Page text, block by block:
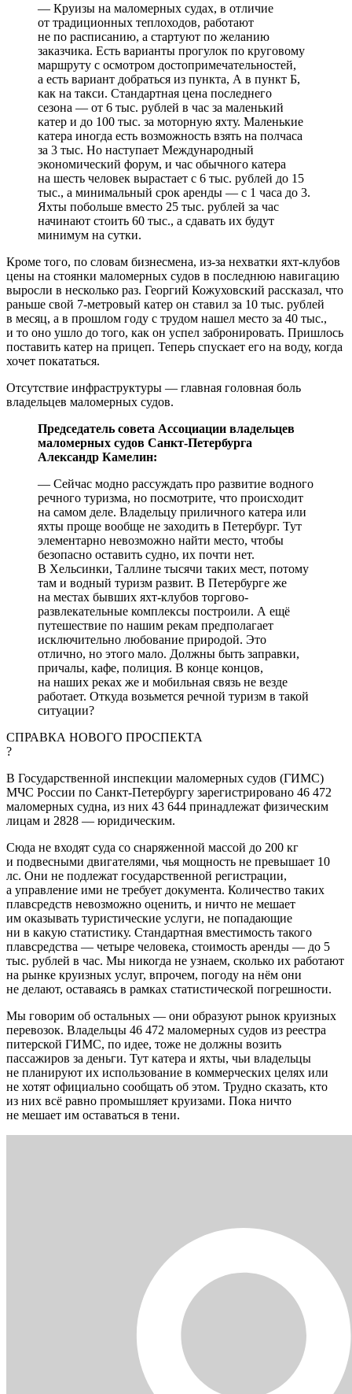
— Круизы на маломерных судах, в отличие
от традиционных теплоходов, работают
не по расписанию, а стартуют по желанию
заказчика. Есть варианты прогулок по круговому
маршруту с осмотром достопримечательностей,
а есть вариант добраться из пункта, А в пункт Б,
как на такси. Стандартная цена последнего
сезона — от 6 тыс. рублей в час за маленький
катер и до 100 тыс. за моторную яхту. Маленькие
катера иногда есть возможность взять на полчаса
за 3 тыс. Но наступает Международный
экономический форум, и час обычного катера
на шесть человек вырастает с 6 тыс. рублей до 15
тыс., а минимальный срок аренды — с 1 часа до 3.
Яхты побольше вместо 25 тыс. рублей за час
начинают стоить 60 тыс., а сдавать их будут
минимум на сутки.
Кроме того, по словам бизнесмена, из-за нехватки яхт-клубов
цены на стоянки маломерных судов в последнюю навигацию
выросли в несколько раз. Георгий Кожуховский рассказал, что
раньше свой 7-метровый катер он ставил за 10 тыс. рублей
в месяц, а в прошлом году с трудом нашел место за 40 тыс.,
и то оно ушло до того, как он успел забронировать. Пришлось
поставить катер на прицеп. Теперь спускает его на воду, когда
хочет покататься.
Отсутствие инфраструктуры — главная головная боль
владельцев маломерных судов.
Председатель совета Ассоциации владельцев
маломерных судов Санкт-Петербурга
Александр Камелин:
— Сейчас модно рассуждать про развитие водного
речного туризма, но посмотрите, что происходит
на самом деле. Владельцу приличного катера или
яхты проще вообще не заходить в Петербург. Тут
элементарно невозможно найти место, чтобы
безопасно оставить судно, их почти нет.
В Хельсинки, Таллине тысячи таких мест, потому
там и водный туризм развит. В Петербурге же
на местах бывших яхт-клубов торгово-
развлекательные комплексы построили. А ещё
путешествие по нашим рекам предполагает
исключительно любование природой. Это
отлично, но этого мало. Должны быть заправки,
причалы, кафе, полиция. В конце концов,
на наших реках же и мобильная связь не везде
работает. Откуда возьмется речной туризм в такой
ситуации?
СПРАВКА НОВОГО ПРОСПЕКТА
?
В Государственной инспекции маломерных судов (ГИМС)
МЧС России по Санкт-Петербургу зарегистрировано 46 472
маломерных судна, из них 43 644 принадлежат физическим
лицам и 2828 — юридическим.
Сюда не входят суда со снаряженной массой до 200 кг
и подвесными двигателями, чья мощность не превышает 10
лс. Они не подлежат государственной регистрации,
а управление ими не требует документа. Количество таких
плавсредств невозможно оценить, и ничто не мешает
им оказывать туристические услуги, не попадающие
ни в какую статистику. Стандартная вместимость такого
плавсредства — четыре человека, стоимость аренды — до 5
тыс. рублей в час. Мы никогда не узнаем, сколько их работают
на рынке круизных услуг, впрочем, погоду на нём они
не делают, оставаясь в рамках статистической погрешности.
Мы говорим об остальных — они образуют рынок круизных
перевозок. Владельцы 46 472 маломерных судов из реестра
питерской ГИМС, по идее, тоже не должны возить
пассажиров за деньги. Тут катера и яхты, чьи владельцы
не планируют их использование в коммерческих целях или
не хотят официально сообщать об этом. Трудно сказать, кто
из них всё равно промышляет круизами. Пока ничто
не мешает им оставаться в тени.